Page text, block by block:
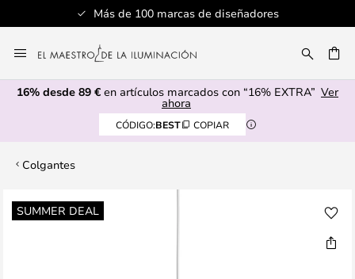
Más de 100 marcas de diseñadores
al
contenido
16% desde 89 € en artículos marcados con “16% EXTRA” Ver
ahora
CÓDIGO:BEST COPIAR
Colgantes
SUMMER DEAL
Saltar
al